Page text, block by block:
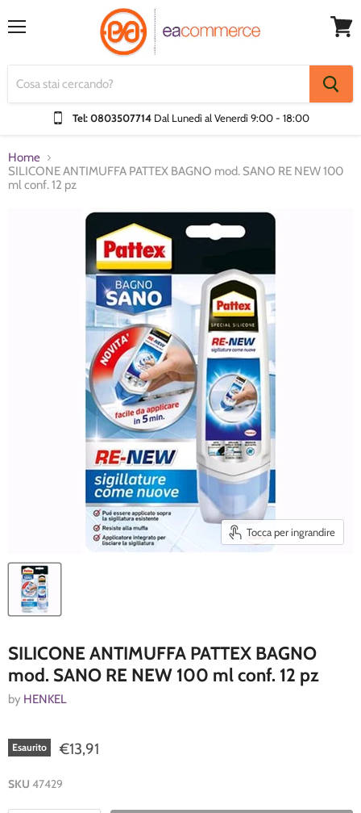
Tel: 0803507714 Dal Lunedì al Venerdì9:00 - 18:00
Home
SILICONE ANTIMUFFA PATTEX BAGNO mod. SANO RE NEW 100
ml conf. 12 pz
Tocca per ingrandire
SILICONE ANTIMUFFA PATTEX BAGNO
mod. SANO RE NEW 100 ml conf. 12 pz
by HENKEL
Esaurito €13,91
SKU 47429